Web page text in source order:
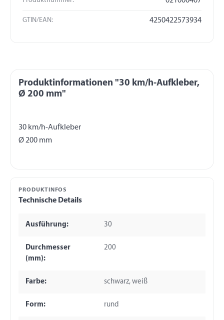
GTIN/EAN: 4250422573934
Produktinformationen "30 km/h-Aufkleber,
Ø 200 mm"
30 km/h-Aufkleber
PRODUKTINFOS
Technische Details
Ausführung: 30
Durchmesser
(mm):
200
Farbe: schwarz, weiß
Form: rund